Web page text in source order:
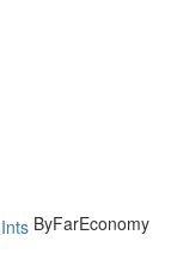
ByFarEconomy